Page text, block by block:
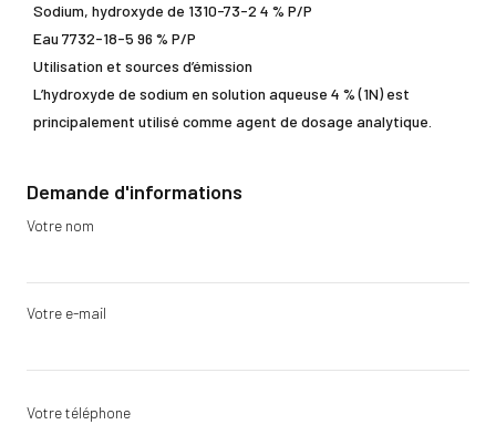
Sodium, hydroxyde de 1310-73-2 4 % P/P
Eau 7732-18-5 96 % P/P
Utilisation et sources d’émission
L’hydroxyde de sodium en solution aqueuse 4 % (1N) est
principalement utilisé comme agent de dosage analytique.
Demande d'informations
Votre nom
Votre e-mail
Votre téléphone